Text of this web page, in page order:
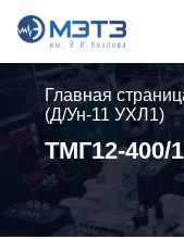
Главная
(Д/Ун-11 УХЛ1)
ТМГ12-400/